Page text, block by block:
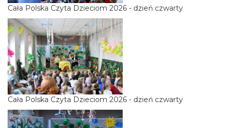
Cała Polska Czyta Dzieciom 2026 - dzień czwarty
Cała Polska Czyta Dzieciom 2026 - dzień czwarty